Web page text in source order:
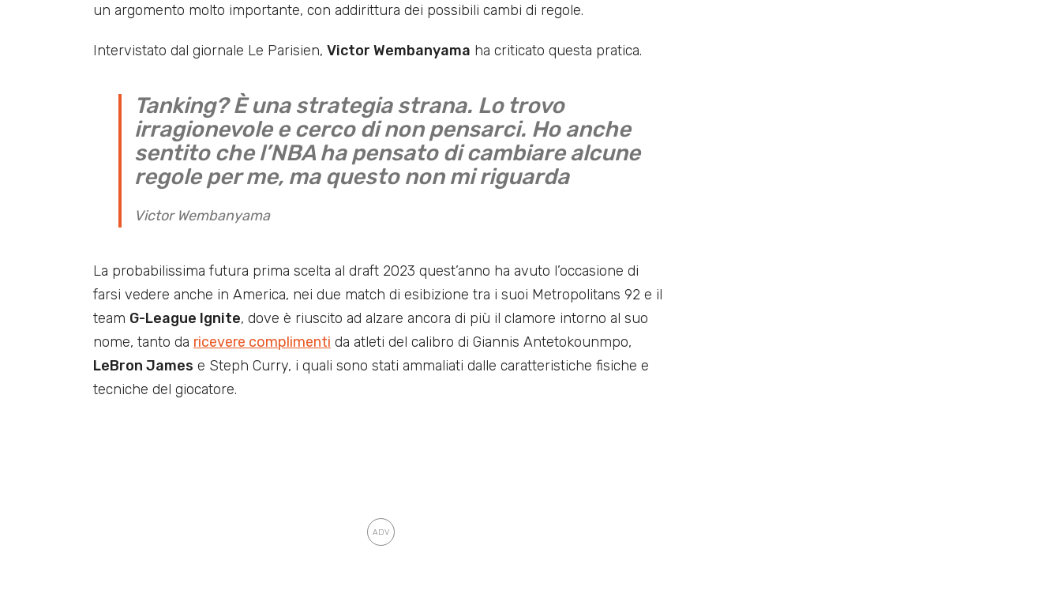
un argomento molto importante, con addirittura dei possibili cambi di regole.
Intervistato dal giornale Le Parisien, Victor Wembanyama ha criticato questa pratica.
Tanking? È una strategia strana. Lo trovo
irragionevole e cerco di non pensarci. Ho anche
sentito che l’NBA ha pensato di cambiare alcune
regole per me, ma questo non mi riguarda
Victor Wembanyama
La probabilissima futura prima scelta al draft 2023 quest’anno ha avuto l’occasione di
farsi vedere anche in America, nei due match di esibizione tra i suoi Metropolitans 92 e il
team G-League Ignite, dove è riuscito ad alzare ancora di più il clamore intorno al suo
nome, tanto da ricevere complimenti da atleti del calibro di Giannis Antetokounmpo,
LeBron James e Steph Curry, i quali sono stati ammaliati dalle caratteristiche fisiche e
tecniche del giocatore.